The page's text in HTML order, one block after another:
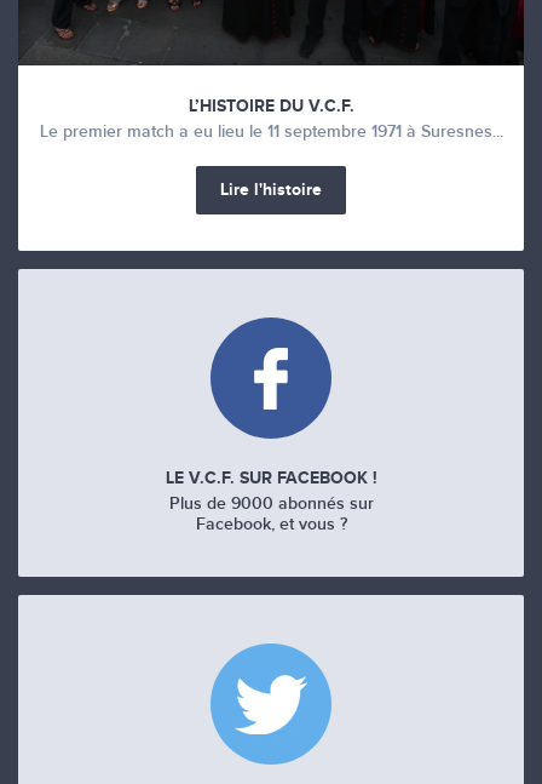
L’HISTOIRE DU V.C.F.
Le premier match a eu lieu le 11 septembre 1971 à Suresnes...
Lire l'histoire
LE V.C.F. SUR FACEBOOK !
Plus de 9000 abonnés sur
Facebook, et vous ?